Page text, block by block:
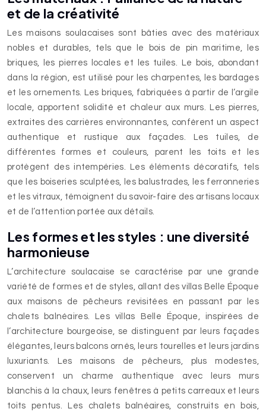
et de la créativité
Les maisons soulacaises sont bâties avec des matériaux
nobles et durables, tels que le bois de pin maritime, les
briques, les pierres locales et les tuiles. Le bois, abondant
dans la région, est utilisé pour les charpentes, les bardages
et les ornements. Les briques, fabriquées à partir de l’argile
locale, apportent solidité et chaleur aux murs. Les pierres,
extraites des carrières environnantes, confèrent un aspect
authentique et rustique aux façades. Les tuiles, de
différentes formes et couleurs, parent les toits et les
protègent des intempéries. Les éléments décoratifs, tels
que les boiseries sculptées, les balustrades, les ferronneries
et les vitraux, témoignent du savoir-faire des artisans locaux
et de l’attention portée aux détails.
Les formes et les styles : une diversité
harmonieuse
L’architecture soulacaise se caractérise par une grande
variété de formes et de styles, allant des villas Belle Époque
aux maisons de pêcheurs revisitées en passant par les
chalets balnéaires. Les villas Belle Époque, inspirées de
l’architecture bourgeoise, se distinguent par leurs façades
élégantes, leurs balcons ornés, leurs tourelles et leurs jardins
luxuriants. Les maisons de pêcheurs, plus modestes,
conservent un charme authentique avec leurs murs
blanchis à la chaux, leurs fenêtres à petits carreaux et leurs
toits pentus. Les chalets balnéaires, construits en bois,